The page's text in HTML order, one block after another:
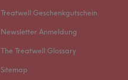
Treatwell Geschenkgutschein
Newsletter Anmeldung
The Treatwell Glossary
Sitemap